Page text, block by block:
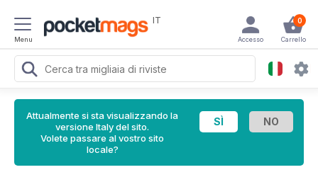
Menu
IT 0
Carrello
Accesso
Attualmente si sta visualizzando la
versione Italy del sito.
Volete passare al vostro sito
locale?